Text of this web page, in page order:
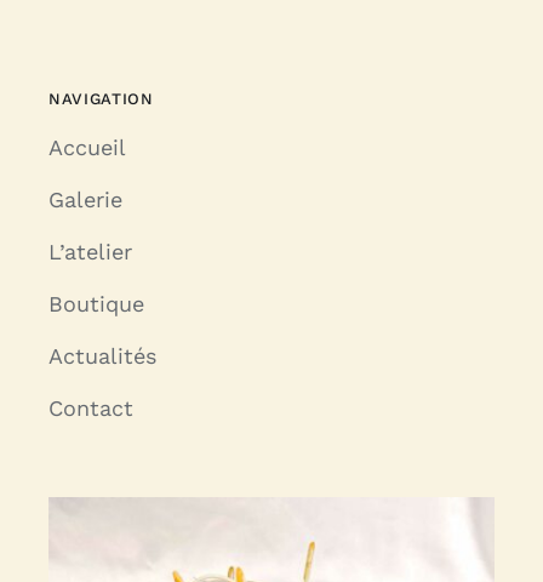
NAVIGATION
Accueil
Galerie
L’atelier
Boutique
Actualités
Contact